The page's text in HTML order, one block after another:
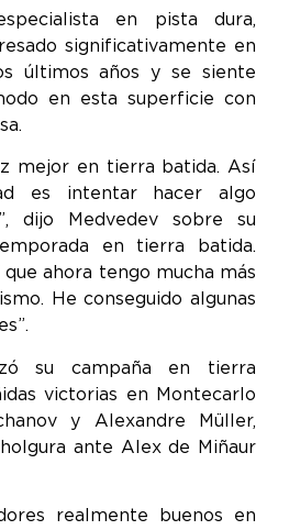
en pista dura,
significativamente en
últimos años y se siente
en esta superficie con
mejor en tierra batida. Así
es intentar hacer algo
dijo Medvedev sobre su
en tierra batida.
que ahora tengo mucha más
He conseguido algunas
su campaña en tierra
victorias en Montecarlo
y Alexandre Müller,
ante Alex de Miñaur
realmente buenos en